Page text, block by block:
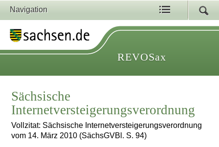
Navigation
REVOSax
Sächsische
Internetversteigerungsverordnung
Vollzitat: Sächsische Internetversteigerungsverordnung
vom 14. März 2010 (SächsGVBl. S. 94)